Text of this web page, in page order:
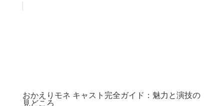
おかえりモネ キャスト完全ガイド：魅力と演技の
見どころ